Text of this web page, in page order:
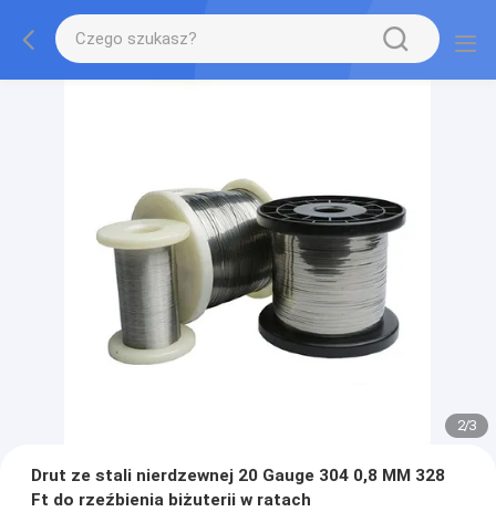
2/3
Drut ze stali nierdzewnej 20 Gauge 304 0,8 MM 328
Ft do rzeźbienia biżuterii w ratach